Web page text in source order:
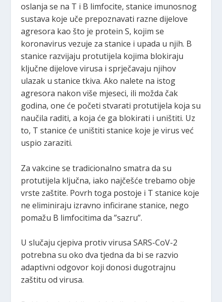
oslanja se na T i B limfocite, stanice imunosnog
sustava koje uče prepoznavati razne dijelove
agresora kao što je protein S, kojim se
koronavirus vezuje za stanice i upada u njih. B
stanice razvijaju protutijela kojima blokiraju
ključne dijelove virusa i sprječavaju njihov
ulazak u stanice tkiva. Ako nalete na istog
agresora nakon više mjeseci, ili možda čak
godina, one će početi stvarati protutijela koja su
naučila raditi, a koja će ga blokirati i uništiti. Uz
to, T stanice će uništiti stanice koje je virus već
uspio zaraziti.
Za vakcine se tradicionalno smatra da su
protutijela ključna, iako najčešće trebamo obje
vrste zaštite. Povrh toga postoje i T stanice koje
ne eliminiraju izravno inficirane stanice, nego
pomažu B limfocitima da ”sazru”.
U slučaju cjepiva protiv virusa SARS-CoV-2
potrebna su oko dva tjedna da bi se razvio
adaptivni odgovor koji donosi dugotrajnu
zaštitu od virusa.